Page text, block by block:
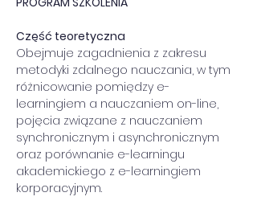
Część teoretyczna
Obejmuje zagadnienia z zakresu
metodyki zdalnego nauczania, w tym
różnicowanie pomiędzy e-
learningiem a nauczaniem on-line,
pojęcia związane z nauczaniem
synchronicznym i asynchronicznym
oraz porównanie e-learningu
akademickiego z e-learningiem
korporacyjnym.